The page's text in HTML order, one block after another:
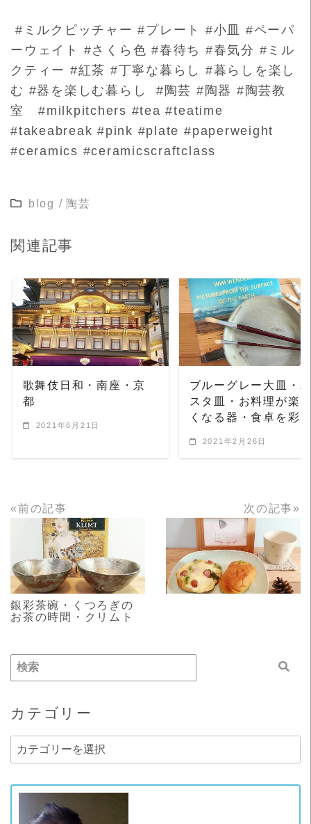
#ミルクピッチャー #プレート #小皿 #ペーパ
ーウェイト #さくら色 #春待ち #春気分 #ミル
クティー #紅茶 #丁寧な暮らし #暮らしを楽し
む #器を楽しむ暮らし #陶芸 #陶器 #陶芸教
室 #milkpitchers #tea #teatime
#takeabreak #pink #plate #paperweight
#ceramics #ceramicscraftclass
blog / 陶芸
関連記事
READ MORE
歌舞伎日和・南座・京
都
2021年6月21日
READ MORE
ブルーグレー大皿・
スタ皿・お料理が楽
くなる器・食卓を彩
2021年2月26日
«前の記事
READ MORE
銀彩茶碗・くつろぎの
お茶の時間・クリムト
次の記事»
READ MORE
カテゴリー
カ
テ